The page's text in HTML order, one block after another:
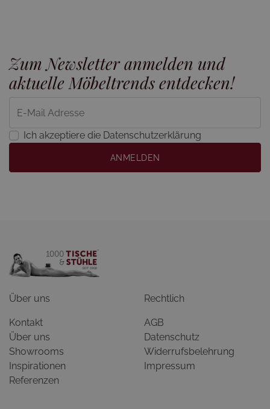
Zum Newsletter anmelden und
aktuelle Möbeltrends entdecken!
Ich akzeptiere die Datenschutzerklärung
ANMELDEN
Über uns
Kontakt
Über uns
Showrooms
Inspirationen
Referenzen
Rechtlich
AGB
Datenschutz
Widerrufsbelehrung
Impressum